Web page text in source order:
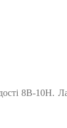
8В-10Н.